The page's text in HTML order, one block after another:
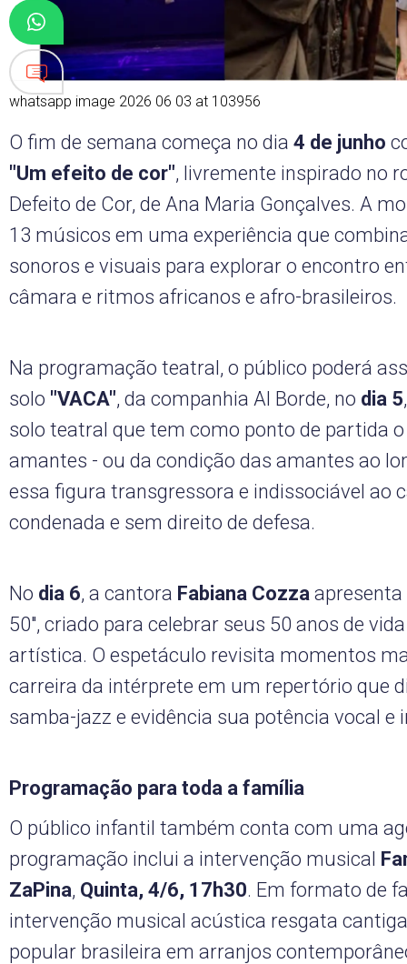
whatsapp image 2026 06 03 at 103956
O fim de semana começa no dia 4 de junho
"Um efeito de cor", livremente inspirado no
Defeito de Cor, de Ana Maria Gonçalves. A
13 músicos em uma experiência que
sonoros e visuais para explorar o encontro
câmara e ritmos africanos e afro-brasileiros.
Na programação teatral, o público poderá
solo "VACA", da companhia Al Borde, no dia 5
solo teatral que tem como ponto de partida
amantes - ou da condição das amantes ao
essa figura transgressora e indissociável ao
condenada e sem direito de defesa.
No dia 6, a cantora Fabiana Cozza apresenta
50", criado para celebrar seus 50 anos de
artística. O espetáculo revisita momentos
carreira da intérprete em um repertório que
samba-jazz e evidência sua potência vocal e
Programação para toda a família
O público infantil também conta com uma
programação inclui a intervenção musical
ZaPina, Quinta, 4/6, 17h30. Em formato de
intervenção musical acústica resgata
popular brasileira em arranjos